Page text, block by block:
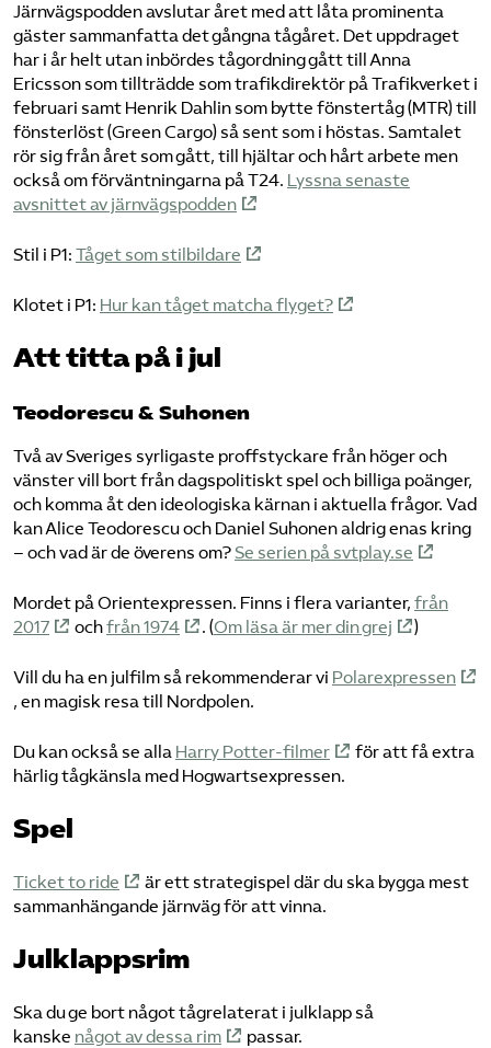
Järnvägspodden avslutar året med att låta prominenta
gäster sammanfatta det gångna tågåret. Det uppdraget
har i år helt utan inbördes tågordning gått till Anna
Ericsson som tillträdde som trafikdirektör på Trafikverket i
februari samt Henrik Dahlin som bytte fönstertåg (MTR) till
fönsterlöst (Green Cargo) så sent som i höstas. Samtalet
rör sig från året som gått, till hjältar och hårt arbete men
också om förväntningarna på T24. Lyssna senaste
avsnittet av järnvägspodden
Stil i P1: Tåget som stilbildare
Klotet i P1: Hur kan tåget matcha flyget?
Att titta på i jul
Teodorescu & Suhonen
Två av Sveriges syrligaste proffstyckare från höger och
vänster vill bort från dagspolitiskt spel och billiga poänger,
och komma åt den ideologiska kärnan i aktuella frågor. Vad
kan Alice Teodorescu och Daniel Suhonen aldrig enas kring
– och vad är de överens om?Se serien på svtplay.se
Mordet på Orientexpressen. Finns i flera varianter, från
2017
ochfrån 1974 . (Om läsa är mer din grej )
Vill du ha en julfilm så rekommenderar vi Polarexpressen
, en magisk resa till Nordpolen.
Du kan också se alla Harry Potter-filmer
för att få extra
härlig tågkänsla med Hogwartsexpressen.
Spel
Ticket to ride
är ett strategispel där du ska bygga mest
sammanhängande järnväg för att vinna.
Julklappsrim
Ska du ge bort något tågrelaterat i julklapp så
kanske något av dessa rim passar.